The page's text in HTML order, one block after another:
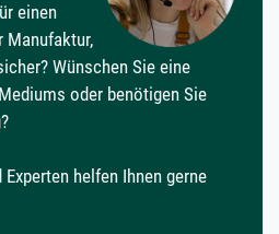
einen
Manufaktur,
Wünschen Sie eine
oder benötigen Sie
helfen Ihnen gerne